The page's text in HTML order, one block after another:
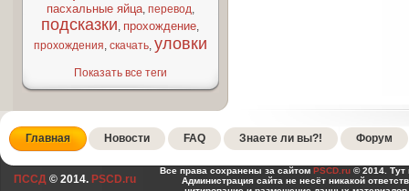
пасхальные яйца, перевод,
подсказки, прохождение,
прохождения, скачать, уловки
Показать все теги
Главная Новости FAQ Знаете ли вы?! Форум
ПССД © 2014. PSCD.ru
Все права сохранены за сайтом PSCD.ru © 2014. Тут
Администрация сайта не несёт никакой